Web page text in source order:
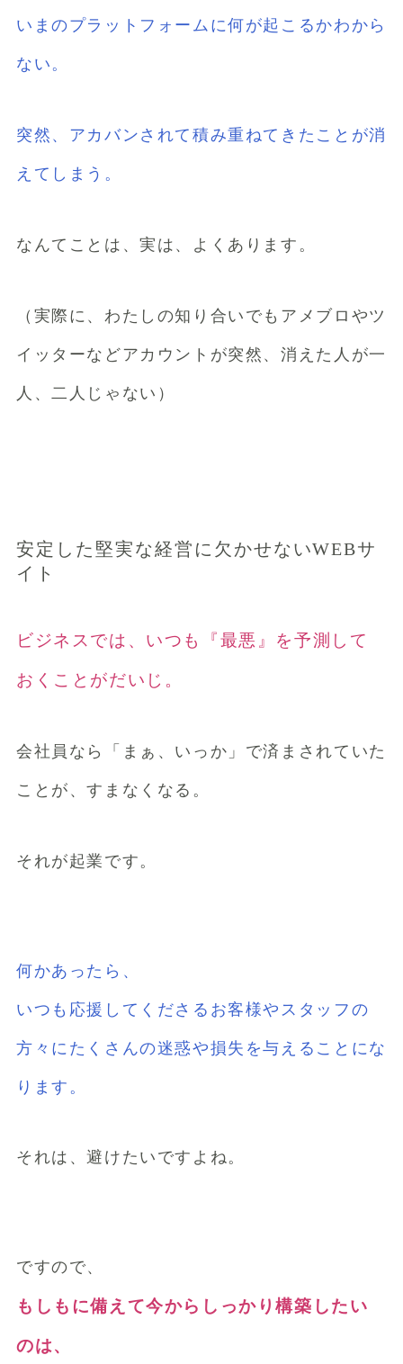
いまのプラットフォームに何が起こるかわから
ない。
突然、アカバンされて積み重ねてきたことが消
えてしまう。
なんてことは、実は、よくあります。
（実際に、わたしの知り合いでもアメブロやツ
イッターなどアカウントが突然、消えた人が一
人、二人じゃない）
安定した堅実な経営に欠かせないWEBサ
イト
ビジネスでは、いつも『最悪』を予測して
おくことがだいじ。
会社員なら「まぁ、いっか」で済まされていた
ことが、すまなくなる。
それが起業です。
何かあったら、
いつも応援してくださるお客様やスタッフの
方々にたくさんの迷惑や損失を与えることにな
ります。
それは、避けたいですよね。
ですので、
もしもに備えて今からしっかり構築したい
のは、